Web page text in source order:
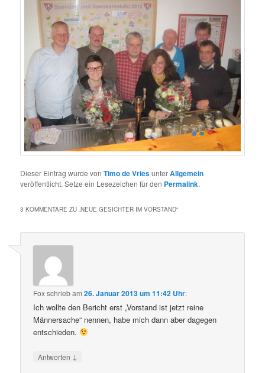
Dieser Eintrag wurde vonTimo de VriesunterAllgemein
veröffentlicht. Setze ein Lesezeichen für den Permalink.
3 KOMMENTARE ZU „NEUE GESICHTER IM VORSTAND“
Foxschriebam26. Januar 2013 um 11:42 Uhr:
Ich wollte den Bericht erst „Vorstand ist jetzt reine
Männersache“ nennen, habe mich dann aber dagegen
entschieden.
Antworten ↓